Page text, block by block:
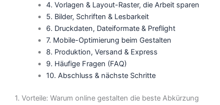
4. Vorlagen & Layout-Raster, die Arbeit sparen
5. Bilder, Schriften & Lesbarkeit
6. Druckdaten, Dateiformate & Preflight
7. Mobile-Optimierung beim Gestalten
8. Produktion, Versand & Express
9. Häufige Fragen (FAQ)
10. Abschluss & nächste Schritte
1. Vorteile: Warum online gestalten die beste Abkürzung